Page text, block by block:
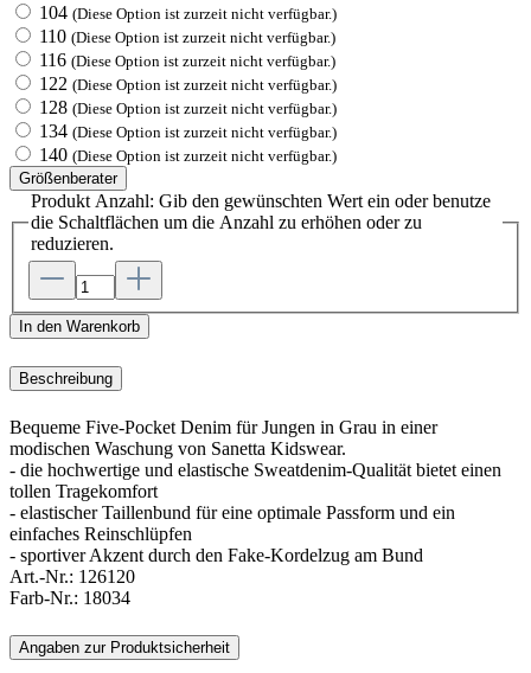
104 (Diese Option ist zurzeit nicht verfügbar.)
110 (Diese Option ist zurzeit nicht verfügbar.)
116 (Diese Option ist zurzeit nicht verfügbar.)
122 (Diese Option ist zurzeit nicht verfügbar.)
128 (Diese Option ist zurzeit nicht verfügbar.)
134 (Diese Option ist zurzeit nicht verfügbar.)
140 (Diese Option ist zurzeit nicht verfügbar.)
Größenberater
Produkt Anzahl: Gib den gewünschten Wert ein oder benutze
die Schaltflächen um die Anzahl zu erhöhen oder zu
reduzieren.
In den Warenkorb
Beschreibung
Bequeme Five-Pocket Denim für Jungen in Grau in einer
modischen Waschung von Sanetta Kidswear.
- die hochwertige und elastische Sweatdenim-Qualität bietet einen
tollen Tragekomfort
- elastischer Taillenbund für eine optimale Passform und ein
einfaches Reinschlüpfen
- sportiver Akzent durch den Fake-Kordelzug am Bund
Art.-Nr.: 126120
Farb-Nr.: 18034
Angaben zur Produktsicherheit